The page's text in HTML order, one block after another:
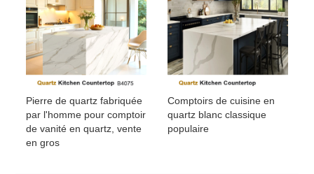
Pierre de quartz fabriquée
par l'homme pour comptoir
de vanité en quartz, vente
en gros
Comptoirs de cuisine en
quartz blanc classique
populaire